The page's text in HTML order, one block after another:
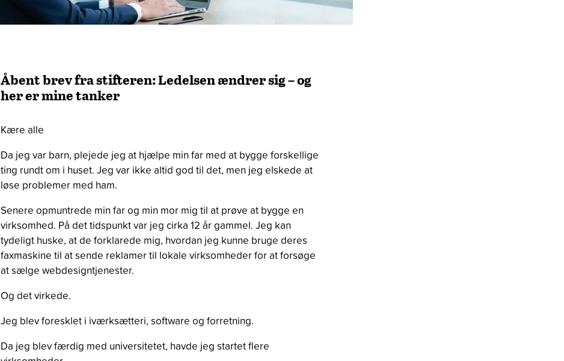
Åbent brev fra stifteren: Ledelsen ændrer sig – og
her er mine tanker
Kære alle
Da jeg var barn, plejede jeg at hjælpe min far med at bygge forskellige
ting rundt om i huset. Jeg var ikke altid god til det, men jeg elskede at
løse problemer med ham.
Senere opmuntrede min far og min mor mig til at prøve at bygge en
virksomhed. På det tidspunkt var jeg cirka 12 år gammel. Jeg kan
tydeligt huske, at de forklarede mig, hvordan jeg kunne bruge deres
faxmaskine til at sende reklamer til lokale virksomheder for at forsøge
at sælge webdesigntjenester.
Og det virkede.
Jeg blev foresklet i iværksætteri, software og forretning.
Da jeg blev færdig med universitetet, havde jeg startet flere